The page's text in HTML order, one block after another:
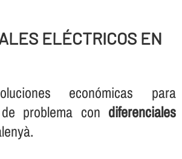
ELÉCTRICOS EN
económicas para
problema con diferenciales